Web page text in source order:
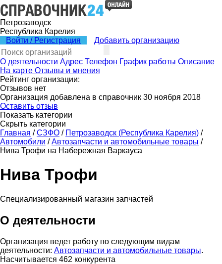
Петрозаводск
Республика Карелия
Войти / Регистрация
Добавить организацию
О деятельности Адрес Телефон График работы Описание
На карте Отзывы и мнения
Рейтинг организации:
Отзывов нет
Организация добавлена в справочник 30 ноября 2018
Оставить отзыв
Показать категории
Скрыть категории
Главная / СЗФО / Петрозаводск (Республика Карелия) /
Автомобили / Автозапчасти и автомобильные товары /
Нива Трофи на Набережная Варкауса
Нива Трофи
Специализированный магазин запчастей
О деятельности
Организация ведет работу по следующим видам
деятельности: Автозапчасти и автомобильные товары.
Насчитывается 462 конкурента